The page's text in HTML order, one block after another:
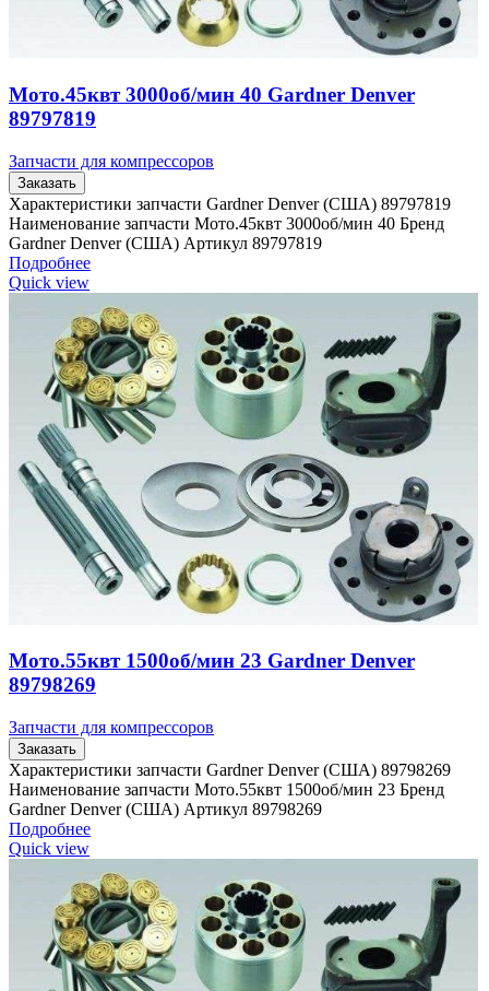
Мото.45квт 3000об/мин 40 Gardner Denver
89797819
Запчасти для компрессоров
Заказать
Характеристики запчасти Gardner Denver (США) 89797819
Наименование запчасти Мото.45квт 3000об/мин 40 Бренд
Gardner Denver (США) Артикул 89797819
Подробнее
Quick view
Мото.55квт 1500об/мин 23 Gardner Denver
89798269
Запчасти для компрессоров
Заказать
Характеристики запчасти Gardner Denver (США) 89798269
Наименование запчасти Мото.55квт 1500об/мин 23 Бренд
Gardner Denver (США) Артикул 89798269
Подробнее
Quick view